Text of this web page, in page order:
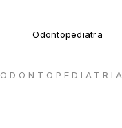
ODONTOPEDIATRIA